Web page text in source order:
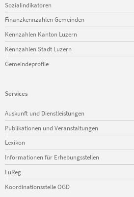
Sozialindikatoren
Finanzkennzahlen Gemeinden
Kennzahlen Kanton Luzern
Kennzahlen Stadt Luzern
Gemeindeprofile
Services
Navigation
überspringen
Auskunft und Dienstleistungen
Publikationen und Veranstaltungen
Lexikon
Informationen für Erhebungsstellen
LuReg
Koordinationsstelle OGD